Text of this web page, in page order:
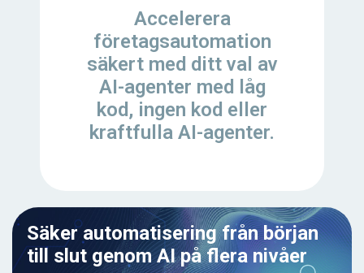
Accelerera
företagsautomation
säkert med ditt val av
AI-agenter med låg
kod, ingen kod eller
kraftfulla AI-agenter.
Säker automatisering från början
till slut genom AI på flera nivåer